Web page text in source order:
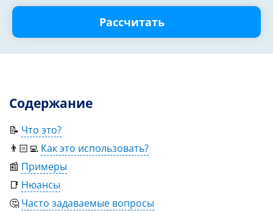
Рассчитать
Содержание
📝 Что это?
👨🏻‍💻 Как это использовать?
📰 Примеры
📑 Нюансы
🤔 Часто задаваемые вопросы